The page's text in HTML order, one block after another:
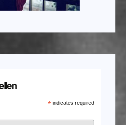
* indicates required